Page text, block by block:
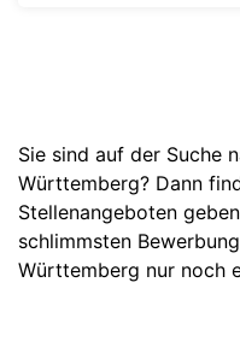
Sie sind auf der Suche
Württemberg? Dann
Stellenangeboten
schlimmsten
Württemberg nur noch